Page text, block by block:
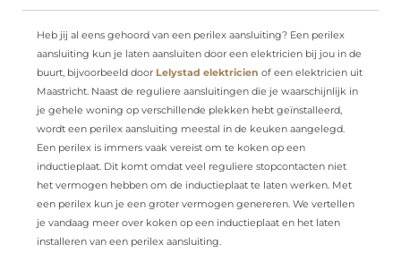
Heb jij al eens gehoord van een perilex aansluiting? Een perilex
aansluiting kun je laten aansluiten door een elektricien bij jou in de
buurt, bijvoorbeeld door Lelystad elektricien of een elektricien uit
Maastricht. Naast de reguliere aansluitingen die je waarschijnlijk in
je gehele woning op verschillende plekken hebt geïnstalleerd,
wordt een perilex aansluiting meestal in de keuken aangelegd.
Een perilex is immers vaak vereist om te koken op een
inductieplaat. Dit komt omdat veel reguliere stopcontacten niet
het vermogen hebben om de inductieplaat te laten werken. Met
een perilex kun je een groter vermogen genereren. We vertellen
je vandaag meer over koken op een inductieplaat en het laten
installeren van een perilex aansluiting.